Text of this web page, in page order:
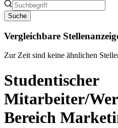
Suche
Vergleichbare
Zur Zeit sind keine ähnlichen
Studentischer
Mitarbeiter/
Bereich